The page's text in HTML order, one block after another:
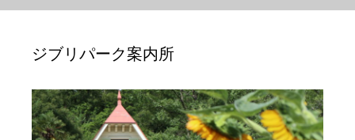
ジブリパーク案内所